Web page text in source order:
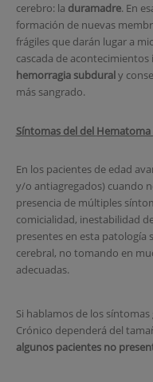
cerebro: la duramadre. En
formación de nuevas
frágiles que darán lugar a
cascada de
hemorragia subduraly
más sangrado.
Síntomas del del Hematoma
En los pacientes de edad
y/o antiagregados) cuando
presencia de múltiples
comicialidad, inestabilidad
presentes en esta patología
cerebral, no tomando en
adecuadas.
Si hablamos de los
Crónico dependerá del
algunos pacientes no